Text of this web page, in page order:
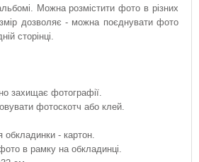
Можна розмістити фото в різних
дозволяє - можна поєднувати фото
сторінці.
захищає фотографії.
фотоскотч або клей.
обкладинки - картон.
в рамку на обкладинці.